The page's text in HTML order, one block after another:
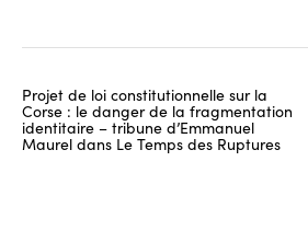
Projet de loi constitutionnelle sur la
Corse : le danger de la fragmentation
identitaire – tribune d’Emmanuel
Maurel dans Le Temps des Ruptures